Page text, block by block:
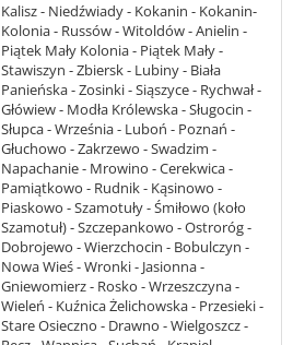
Kalisz - Niedźwiady - Kokanin - Kokanin-
Kolonia - Russów - Witoldów - Anielin -
Piątek Mały Kolonia - Piątek Mały -
Stawiszyn - Zbiersk - Lubiny - Biała
Panieńska - Zosinki - Siąszyce - Rychwał -
Główiew - Modła Królewska - Sługocin -
Słupca - Września - Luboń - Poznań -
Głuchowo - Zakrzewo - Swadzim -
Napachanie - Mrowino - Cerekwica -
Pamiątkowo - Rudnik - Kąsinowo -
Piaskowo - Szamotuły - Śmiłowo (koło
Szamotuł) - Szczepankowo - Ostroróg -
Dobrojewo - Wierzchocin - Bobulczyn -
Nowa Wieś - Wronki - Jasionna -
Gniewomierz - Rosko - Wrzeszczyna -
Wieleń - Kuźnica Żelichowska - Przesieki -
Stare Osieczno - Drawno - Wielgoszcz -